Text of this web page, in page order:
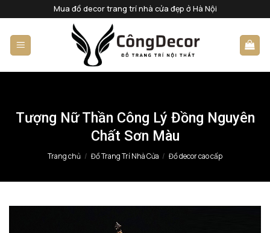
qua
nội
dung
Mua đồ decor trang trí nhà cửa đẹp ở Hà Nội
Tượng Nữ Thần Công Lý Đồng Nguyên
Chất Sơn Màu
Trang chủ / Đồ Trang Trí Nhà Cửa / Đồ decor cao cấp